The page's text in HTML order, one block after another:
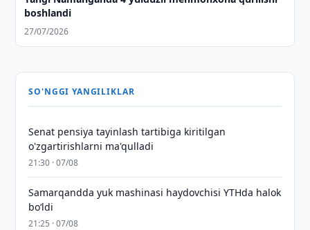
boshlandi
27/07/2026
SO'NGGI YANGILIKLAR
Senat pensiya tayinlash tartibiga kiritilgan
o'zgartirishlarni ma'qulladi
21:30 · 07/08
Samarqandda yuk mashinasi haydovchisi YTHda halok
bo‘ldi
21:25 · 07/08